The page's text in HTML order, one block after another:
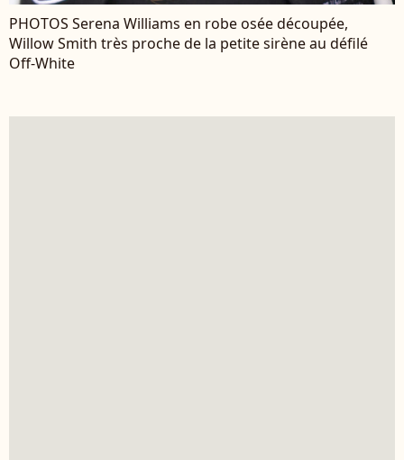
PHOTOS Serena Williams en robe osée découpée,
Willow Smith très proche de la petite sirène au défilé
Off-White